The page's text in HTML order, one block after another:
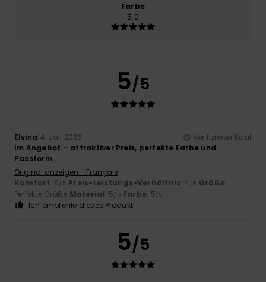
Farbe
5.0
5/5
Elvina14. Juli 2026
Verifizierter Kauf
Im Angebot – attraktiver Preis, perfekte Farbe und
Passform
Original anzeigen - Français
Komfort: 5/5 Preis-Leistungs-Verhältnis: 4/5 Größe:
Perfekte Größe Material: 5/5 Farbe: 5/5
Ich empfehle dieses Produkt
5/5